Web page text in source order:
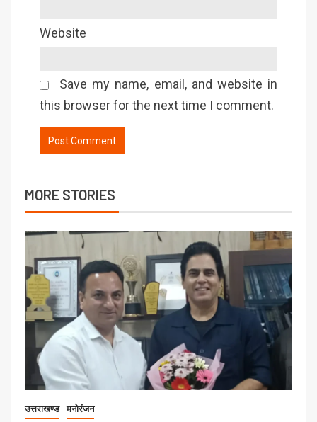
Website
Save my name, email, and website in
this browser for the next time I comment.
MORE STORIES
उत्तराखण्ड मनोरंजन